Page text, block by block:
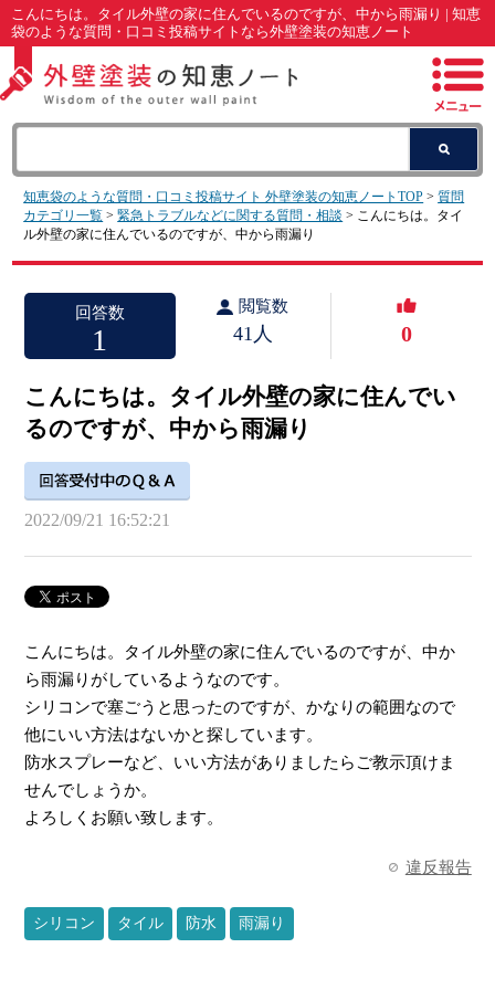
こんにちは。タイル外壁の家に住んでいるのですが、中から雨漏り | 知恵
袋のような質問・口コミ投稿サイトなら外壁塗装の知恵ノート
知恵袋のような質問・口コミ投稿サイト 外壁塗装の知恵ノートTOP >質問
カテゴリ一覧 >緊急トラブルなどに関する質問・相談 > こんにちは。タイ
ル外壁の家に住んでいるのですが、中から雨漏り
回答数
1
閲覧数
41人 0
こんにちは。タイル外壁の家に住んでい
るのですが、中から雨漏り
2022/09/21 16:52:21
こんにちは。タイル外壁の家に住んでいるのですが、中か
ら雨漏りがしているようなのです。
シリコンで塞ごうと思ったのですが、かなりの範囲なので
他にいい方法はないかと探しています。
防水スプレーなど、いい方法がありましたらご教示頂けま
せんでしょうか。
よろしくお願い致します。
違反報告
シリコン タイル 防水 雨漏り